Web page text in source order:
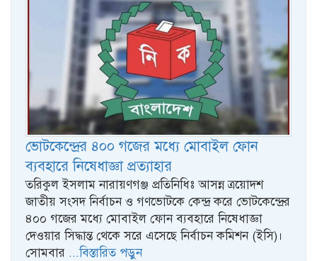
ভোটকেন্দ্রের ৪০০ গজের মধ্যে মোবাইল ফোন
ব্যবহারে নিষেধাজ্ঞা প্রত্যাহার
তরিকুল ইসলাম নারায়ণগঞ্জ প্রতিনিধিঃ আসন্ন ত্রয়োদশ
জাতীয় সংসদ নির্বাচন ও গণভোটকে কেন্দ্র করে ভোটকেন্দ্রের
৪০০ গজের মধ্যে মোবাইল ফোন ব্যবহারে নিষেধাজ্ঞা
দেওয়ার সিদ্ধান্ত থেকে সরে এসেছে নির্বাচন কমিশন (ইসি)।
সোমবার ...বিস্তারিত পড়ুন